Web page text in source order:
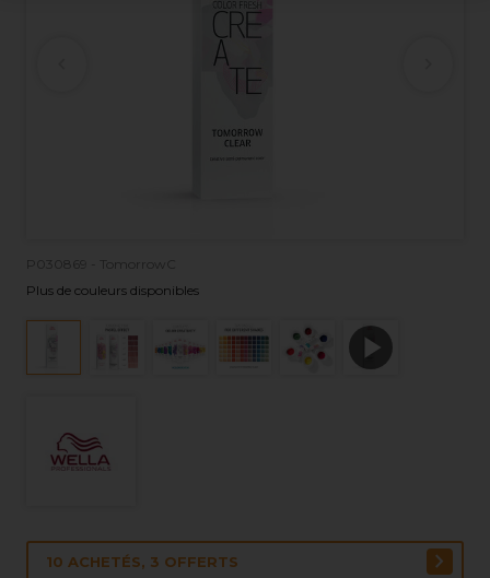
P030869 - TomorrowC
Plus de couleurs disponibles
10 ACHETÉS, 3 OFFERTS